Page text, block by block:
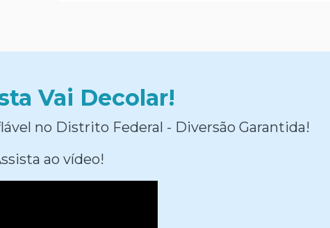
Vai Decolar!
no Distrito Federal - Diversão Garantida!
ao vídeo!